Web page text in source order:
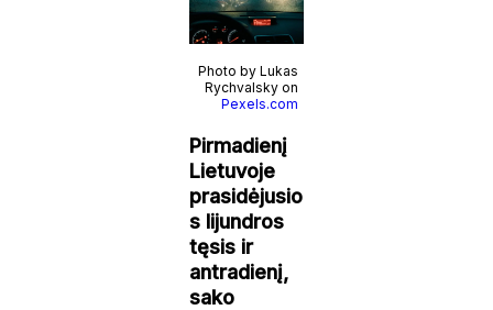
Photo by Lukas
Rychvalsky on
Pexels.com
Pirmadienį
Lietuvoje
prasidėjusio
s lijundros
tęsis ir
antradienį,
sako